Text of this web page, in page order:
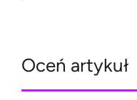
Oceń artykuł